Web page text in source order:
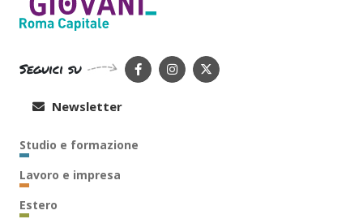
Seguici su
Newsletter
Studio e formazione
Lavoro e impresa
Estero